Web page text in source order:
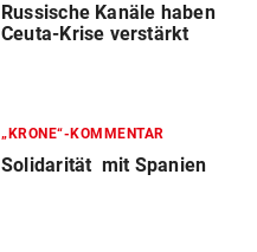
Russische Kanäle haben
Ceuta-Krise verstärkt
„KRONE“-KOMMENTAR
Solidarität mit Spanien